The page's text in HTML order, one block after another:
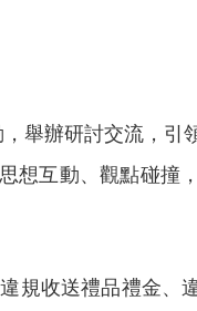
舉辦研討交流，引
想互動、觀點碰撞
規收送禮品禮金、